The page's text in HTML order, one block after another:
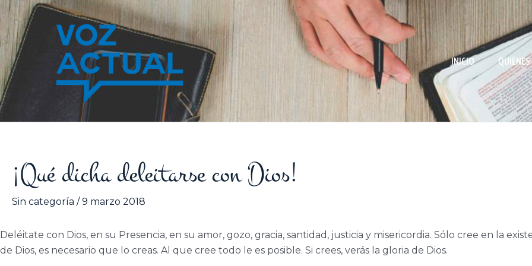
contenido
INICIO
¡Qué dicha deleitarse con Dios!
Sin categoría /9 marzo 2018
Deléitate con Dios, en su Presencia, en su amor, gozo, gracia, santidad, justicia y misericordia. Sólo cree en la
de Dios, es necesario que lo creas. Al que cree todo le es posible. Si crees, verás la gloria de Dios.